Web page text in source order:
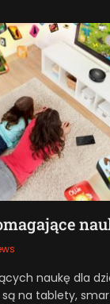
naukę dla
na tablety,